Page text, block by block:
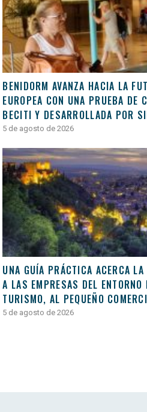
BENIDORM AVANZA HACIA LA
EUROPEA CON UNA PRUEBA DE
BECITI Y DESARROLLADA POR
5 de agosto de 2026
UNA GUÍA PRÁCTICA ACERCA
A LAS EMPRESAS DEL
TURISMO, AL PEQUEÑO
5 de agosto de 2026